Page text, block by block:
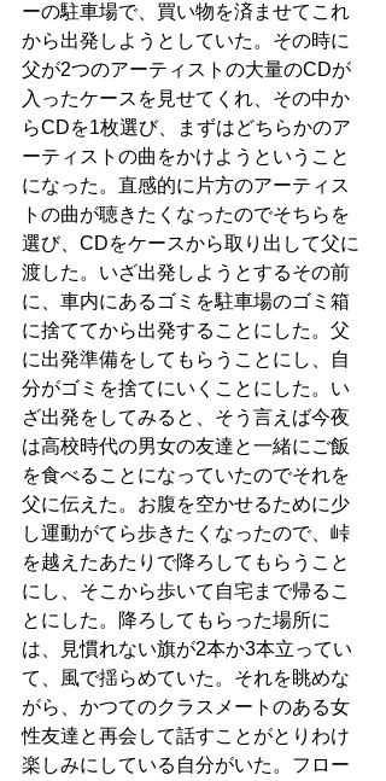
ーの駐車場で、買い物を済ませてこれ
から出発しようとしていた。その時に
父が2つのアーティストの大量のCDが
入ったケースを見せてくれ、その中か
らCDを1枚選び、まずはどちらかのア
ーティストの曲をかけようということ
になった。直感的に片方のアーティス
トの曲が聴きたくなったのでそちらを
選び、CDをケースから取り出して父に
渡した。いざ出発しようとするその前
に、車内にあるゴミを駐車場のゴミ箱
に捨ててから出発することにした。父
に出発準備をしてもらうことにし、自
分がゴミを捨てにいくことにした。い
ざ出発をしてみると、そう言えば今夜
は高校時代の男女の友達と一緒にご飯
を食べることになっていたのでそれを
父に伝えた。お腹を空かせるために少
し運動がてら歩きたくなったので、峠
を越えたあたりで降ろしてもらうこと
にし、そこから歩いて自宅まで帰るこ
とにした。降ろしてもらった場所に
は、見慣れない旗が2本か3本立ってい
て、風で揺らめていた。それを眺めな
がら、かつてのクラスメートのある女
性友達と再会して話すことがとりわけ
楽しみにしている自分がいた。フロー